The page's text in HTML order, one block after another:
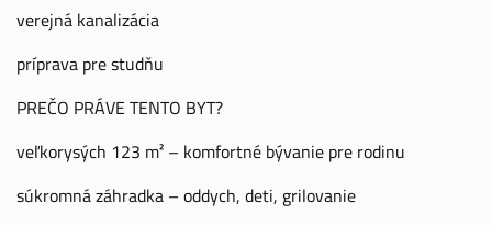
verejná kanalizácia
príprava pre studňu
PREČO PRÁVE TENTO BYT?
veľkorysých 123 m² – komfortné bývanie pre rodinu
súkromná záhradka – oddych, deti, grilovanie